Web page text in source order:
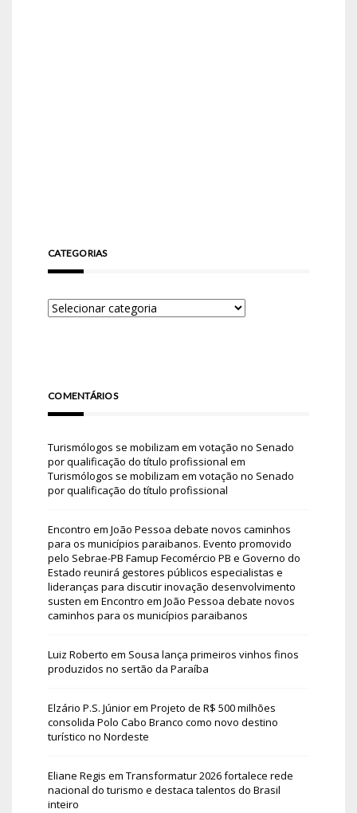
CATEGORIAS
COMENTÁRIOS
Turismólogos se mobilizam em votação no Senado
por qualificação do título profissional em
Turismólogos se mobilizam em votação no Senado
por qualificação do título profissional
Encontro em João Pessoa debate novos caminhos
para os municípios paraibanos. Evento promovido
pelo Sebrae-PB Famup Fecomércio PB e Governo do
Estado reunirá gestores públicos especialistas e
lideranças para discutir inovação desenvolvimento
susten em Encontro em João Pessoa debate novos
caminhos para os municípios paraibanos
Luiz Roberto em Sousa lança primeiros vinhos finos
produzidos no sertão da Paraíba
Elzário P.S. Júniorem Projeto de R$ 500 milhões
consolida Polo Cabo Branco como novo destino
turístico no Nordeste
Eliane Regis em Transformatur 2026 fortalece rede
nacional do turismo e destaca talentos do Brasil
inteiro